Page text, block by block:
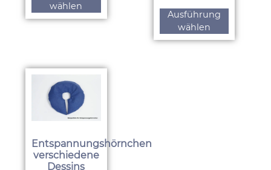
wählen
Ausführung
wählen
Entspannungshörnchen
verschiedene
Dessins